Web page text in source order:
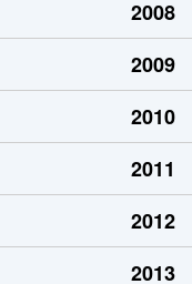
2008
2009
2010
2011
2012
2013